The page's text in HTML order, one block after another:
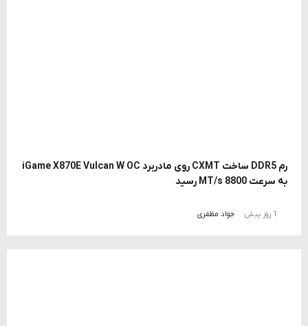
رم DDR5 ساخت CXMT روی مادربرد iGame X870E Vulcan W OC
به سرعت 8800 MT/s رسید
1 روز پیش جواد مظفری